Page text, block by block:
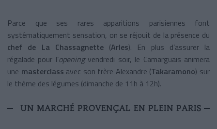
Parce que ses rares apparitions parisiennes font
systématiquement sensation, on se réjouit de la présence du
chef de La Chassagnette (Arles). En plus d’assurer la
régalade pour l’openingvendredi soir, le Camarguais animera
une masterclass avec son frère Alexandre (Takaramono) sur
le thème des légumes (dimanche de 11h à 12h).
UN MARCHÉ PROVENÇAL EN PLEIN PARIS